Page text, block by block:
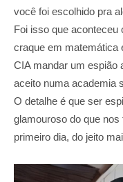
você foi escolhido pra
Foi isso que aconteceu
craque em matemática
CIA mandar um espião
aceito numa academia
O detalhe é que ser
glamouroso do que
primeiro dia, do jeito